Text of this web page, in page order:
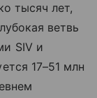
тысяч лет,
ветвь
SIV и
17–51 млн